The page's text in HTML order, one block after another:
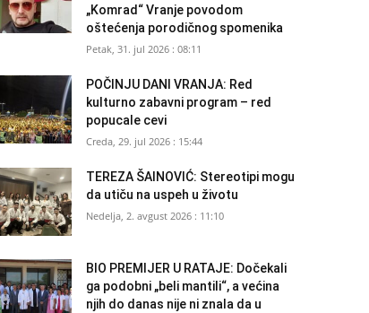
„Komrad“ Vranje povodom
oštećenja porodičnog spomenika
Petak, 31. jul 2026 : 08:11
POČINJU DANI VRANJA: Red
kulturno zabavni program – red
popucale cevi
Creda, 29. jul 2026 : 15:44
TEREZA ŠAINOVIĆ: Stereotipi mogu
da utiču na uspeh u životu
Nedelja, 2. avgust 2026 : 11:10
BIO PREMIJER U RATAJE: Dočekali
ga podobni „beli mantili“, a većina
njih do danas nije ni znala da u